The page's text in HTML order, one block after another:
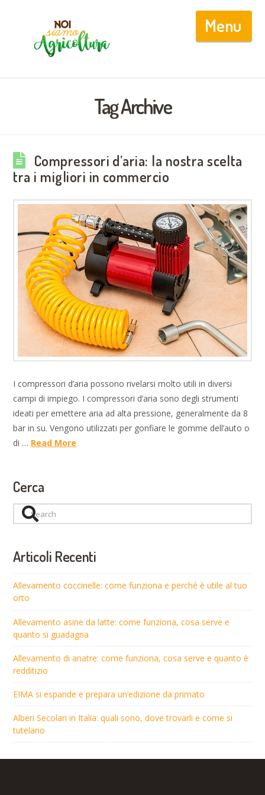
Tag Archive
Compressori d’aria: la nostra scelta
tra i migliori in commercio
I compressori d’aria possono rivelarsi molto utili in diversi
campi di impiego. I compressori d’aria sono degli strumenti
ideati per emettere aria ad alta pressione, generalmente da 8
bar in su. Vengono utilizzati per gonfiare le gomme dell’auto o
di … Read More
Cerca
Search
Articoli Recenti
Allevamento coccinelle: come funziona e perché è utile al tuo
orto
Allevamento asine da latte: come funziona, cosa serve e
quanto si guadagna
Allevamento di anatre: come funziona, cosa serve e quanto è
redditizio
EIMA si espande e prepara un’edizione da primato
Alberi Secolari in Italia: quali sono, dove trovarli e come si
tutelano